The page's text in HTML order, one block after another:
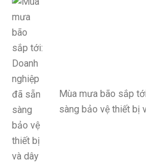
Mùa mưa bão sắp
sàng bảo vệ thiết bị